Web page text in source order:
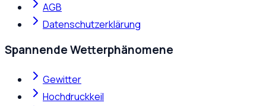
AGB
Datenschutzerklärung
Spannende Wetterphänomene
Gewitter
Hochdruckkeil